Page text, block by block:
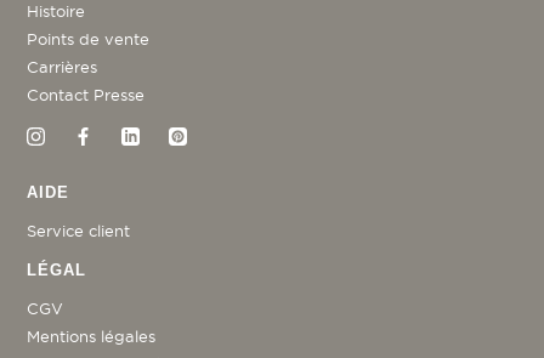
Histoire
Points de vente
Carrières
Contact Presse
AIDE
Service client
LÉGAL
CGV
Mentions légales